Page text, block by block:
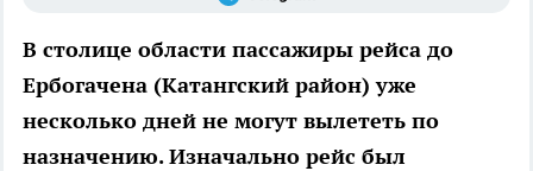
В столице области пассажиры рейса до
Ербогачена (Катангский район) уже
несколько дней не могут вылететь по
назначению. Изначально рейс был